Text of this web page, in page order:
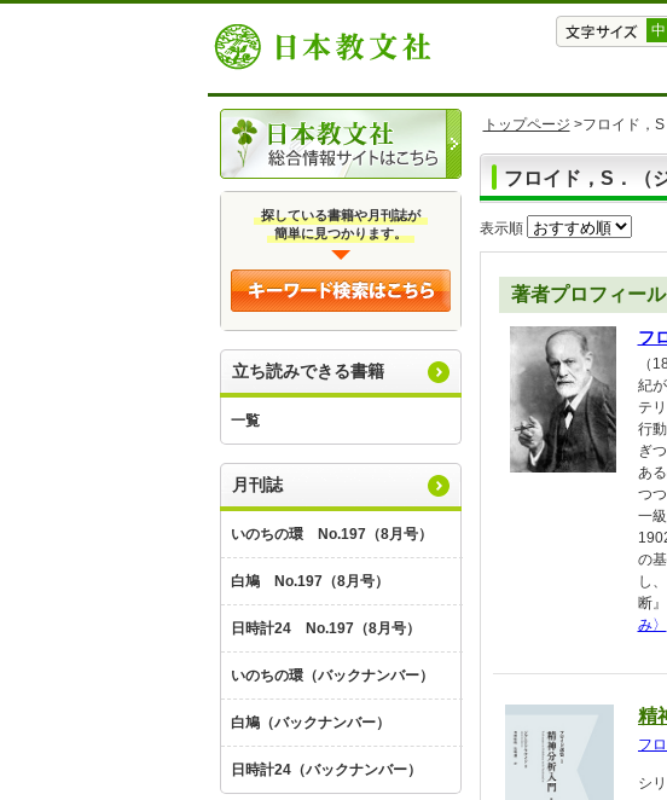
中
探している書籍や月刊誌が
簡単に見つかります。
立ち読みできる書籍
一覧
月刊誌
いのちの環 No.197（8月号）
白鳩 No.197（8月号）
日時計24 No.197（8月号）
いのちの環（バックナンバー）
白鳩（バックナンバー）
日時計24（バックナンバー）
トップページ >フロイド，S
フロイド，S．（
表示順
著者プロフィール
フ
（
紀
テ
行
ぎ
あ
つ
一
の
し
断
み〉
精
フ
シ